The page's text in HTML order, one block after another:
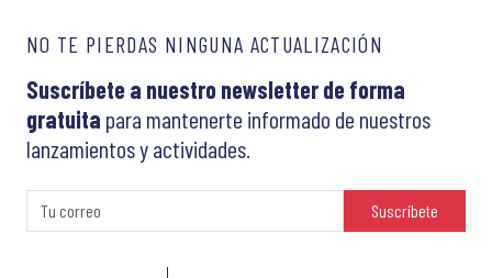
NO TE PIERDAS NINGUNA ACTUALIZACIÓN
Suscríbete a nuestro newsletter de forma
gratuita para mantenerte informado de nuestros
lanzamientos y actividades.
Suscríbete